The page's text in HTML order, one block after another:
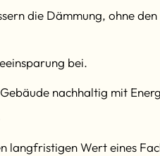
die Dämmung, ohne
bei.
nachhaltig mit
langfristigen Wert eines